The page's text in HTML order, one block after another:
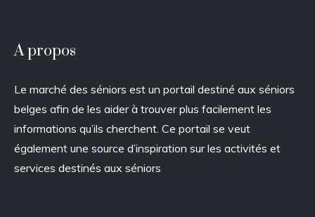
A propos
Le marché des séniors est un portail destiné aux séniors
belges afin de les aider à trouver plus facilement les
informations qu’ils cherchent. Ce portail se veut
également une source d’inspiration sur les activités et
services destinés aux séniors